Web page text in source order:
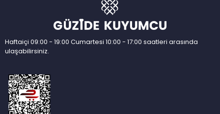
Haftaiçi 09:00 - 19:00 Cumartesi 10:00 - 17:00 saatleri arasında
ulaşabilirsiniz.